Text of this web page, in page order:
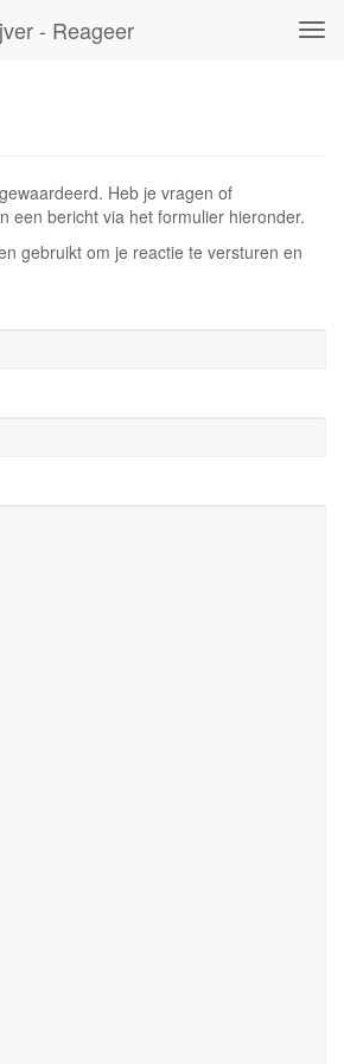
- Reageer
Heb je vragen of
een bericht via het formulier hieronder.
gebruikt om je reactie te versturen en